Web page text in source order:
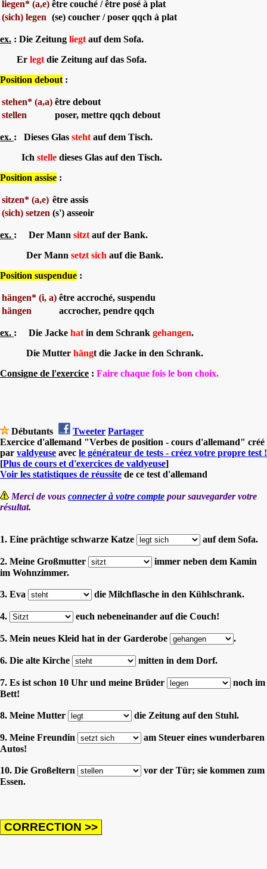
liegen* (a,e) être couché / être posé à plat
(sich) legen (se) coucher / poser qqch à plat
ex. : Die Zeitung liegt auf dem Sofa.
Er legt die Zeitung auf das Sofa.
Position debout :
stehen* (a,a) être debout
stellen
poser, mettre qqch debout
ex. : Dieses Glas steht auf dem Tisch.
Ich stelle dieses Glas auf den Tisch.
Position assise :
sitzen* (a,e) être assis
(sich) setzen (s') asseoir
ex. : Der Mann sitzt auf der Bank.
Der Mann setzt sich auf die Bank.
Position suspendue :
hängen* (i, a) être accroché, suspendu
hängen
accrocher, pendre qqch
ex. : Die Jacke hat in dem Schrank gehangen.
Die Mutter hängt die Jacke in den Schrank.
Consigne de l'exercice : Faire chaque fois le bon choix.
Débutants Tweeter Partager
Exercice d'allemand "Verbes de position - cours d'allemand" créé
par valdyeuse avec le générateur de tests - créez votre propre test !
[Plus de cours et d'exercices de valdyeuse]
Voir les statistiques de réussite de ce test d'allemand
Merci de vous connecter à votre compte pour sauvegarder votre
résultat.
1. Eine prächtige schwarze Katze auf dem Sofa.
2. Meine Großmutter
immer neben dem Kamin
im Wohnzimmer.
3. Eva die Milchflasche in den Kühlschrank.
4. euch nebeneinander auf die Couch!
5. Mein neues Kleid hat in der Garderobe .
6. Die alte Kirche mitten in dem Dorf.
7. Es ist schon 10 Uhr und meine Brüder
noch im
Bett!
8. Meine Mutter die Zeitung auf den Stuhl.
9. Meine Freundin
am Steuer eines wunderbaren
Autos!
10. Die Großeltern
vor der Tür; sie kommen zum
Essen.